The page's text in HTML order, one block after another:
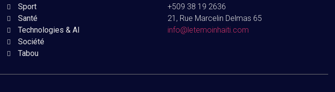
Sport
Santé
Technologies & AI
Société
Tabou
+509 38 19 2636
21, Rue Marcelin Delmas 65
info@letemoinhaiti.com